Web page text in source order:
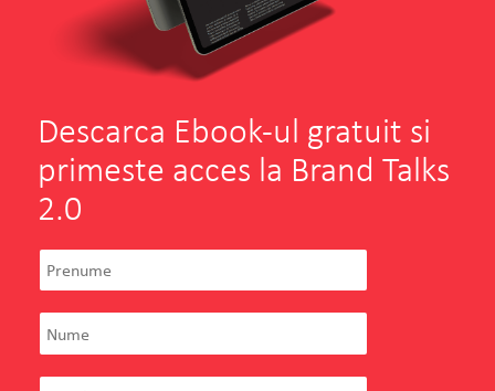
Descarca Ebook-ul gratuit si
primeste acces la Brand Talks
2.0